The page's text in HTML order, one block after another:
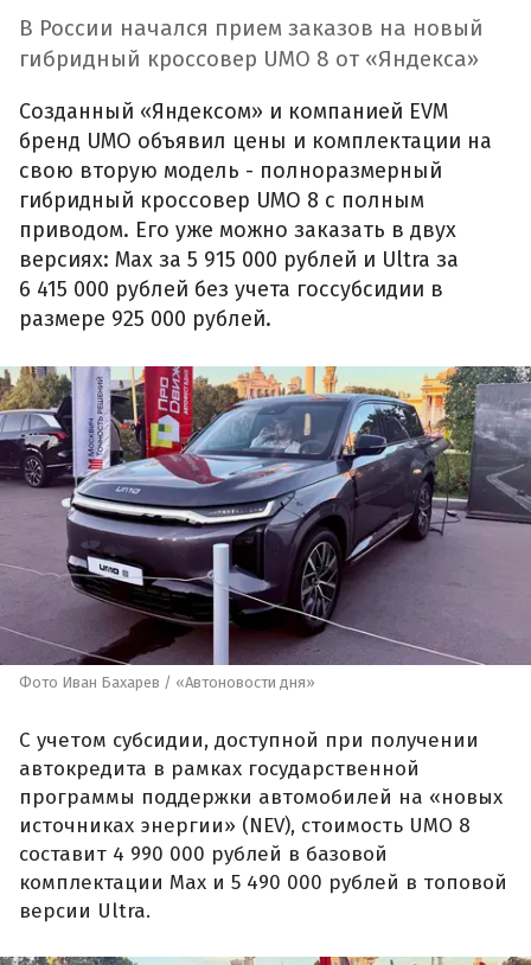
В России начался прием заказов на новый
гибридный кроссовер UMO 8 от «Яндекса»
Созданный «Яндексом» и компанией EVM
бренд UMO объявил цены и комплектации на
свою вторую модель - полноразмерный
гибридный кроссовер UMO 8 с полным
приводом. Его уже можно заказать в двух
версиях: Max за 5 915 000 рублей и Ultra за
6 415 000 рублей без учета госсубсидии в
размере 925 000 рублей.
Фото Иван Бахарев / «Автоновости дня»
С учетом субсидии, доступной при получении
автокредита в рамках государственной
программы поддержки автомобилей на «новых
источниках энергии» (NEV), стоимость UMO 8
составит 4 990 000 рублей в базовой
комплектации Max и 5 490 000 рублей в топовой
версии Ultra.